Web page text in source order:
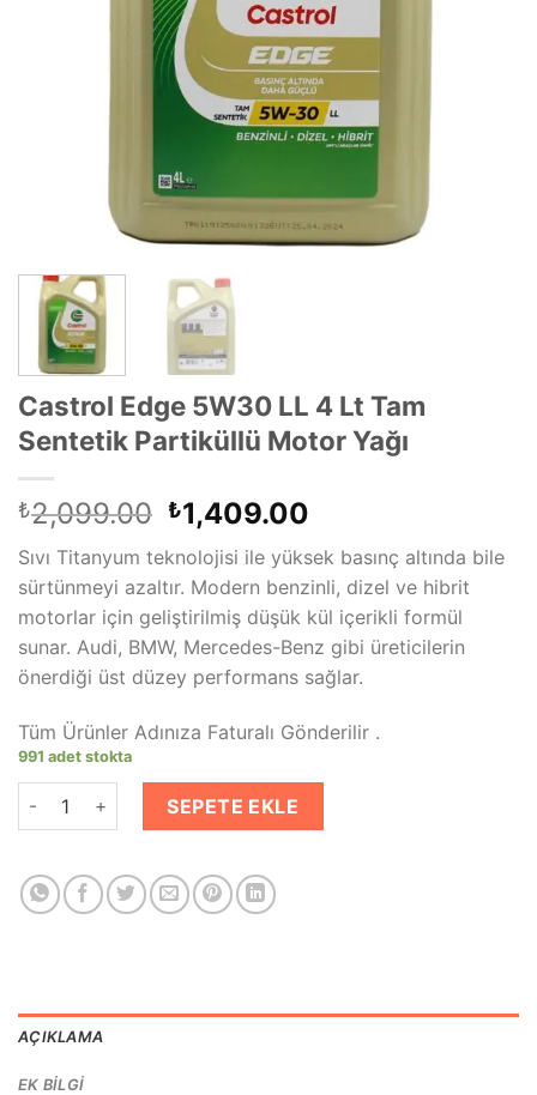
Castrol Edge 5W30 LL 4 Lt Tam
Sentetik Partiküllü Motor Yağı
₺2,099.00 Orijinal
fiyat:
₺2,099.00.
₺1,409.00
andaki
fiyat:
₺1,409.00.
Sıvı Titanyum teknolojisi ile yüksek basınç altında bile
sürtünmeyi azaltır. Modern benzinli, dizel ve hibrit
motorlar için geliştirilmiş düşük kül içerikli formül
sunar. Audi, BMW, Mercedes-Benz gibi üreticilerin
önerdiği üst düzey performans sağlar.
Tüm Ürünler Adınıza Faturalı Gönderilir .
991 adet stokta
Castrol Edge 5W30 LL 4 Lt Tam Sentetik Partiküllü Motor
SEPETE EKLE
AÇIKLAMA
EK BILGI